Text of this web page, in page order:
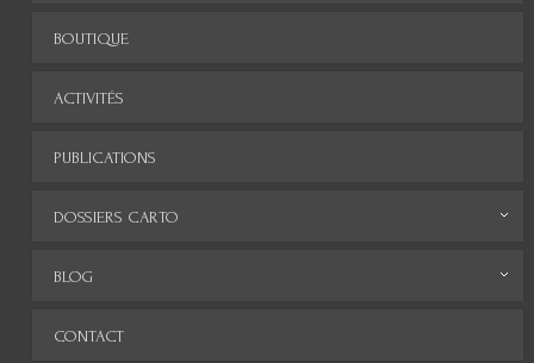
BOUTIQUE
ACTIVITÉS
PUBLICATIONS
DOSSIERS CARTO
Monde
BLOG
Archives
CONTACT